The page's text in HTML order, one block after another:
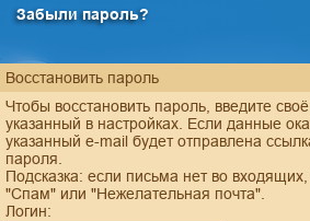
Забыли пароль?
Восстановить пароль
Чтобы восстановить пароль, введите
указанный в настройках. Если данные
указанный e-mail будет отправлена
пароля.
Подсказка: если письма нет во
"Спам" или "Нежелательная почта".
Логин: